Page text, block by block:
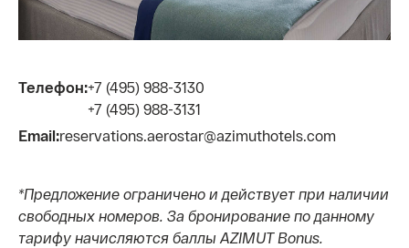
Телефон:+7 (495) 988-3130
+7 (495) 988-3131
Email:reservations.aerostar@azimuthotels.com
*Предложение ограничено и действует при наличии
свободных номеров. За бронирование по данному
тарифу начисляются баллы AZIMUT Bonus.